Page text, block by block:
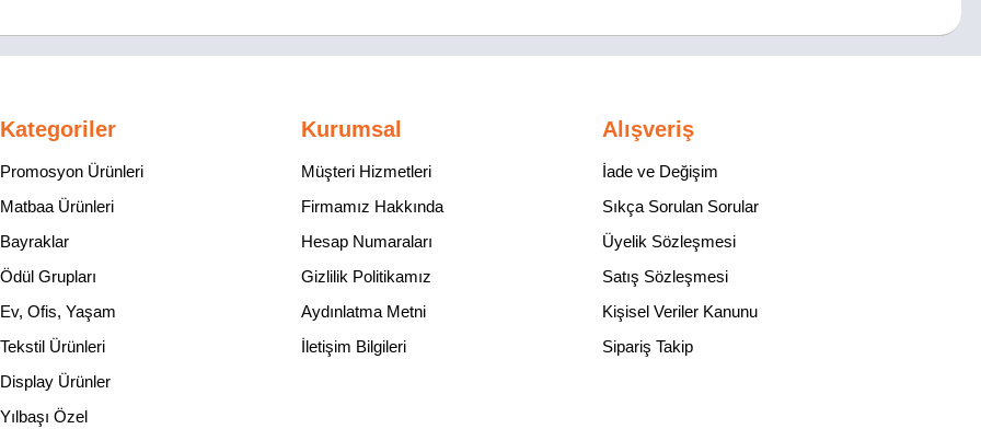
Kategoriler Kurumsal Alışveriş
Promosyon Ürünleri
Matbaa Ürünleri
Bayraklar
Ödül Grupları
Ev, Ofis, Yaşam
Tekstil Ürünleri
Display Ürünler
Yılbaşı Özel
Müşteri Hizmetleri
Firmamız Hakkında
Hesap Numaraları
Gizlilik Politikamız
Aydınlatma Metni
İletişim Bilgileri
İade ve Değişim
Sıkça Sorulan Sorular
Üyelik Sözleşmesi
Satış Sözleşmesi
Kişisel Veriler Kanunu
Sipariş Takip